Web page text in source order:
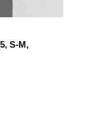
S-M,